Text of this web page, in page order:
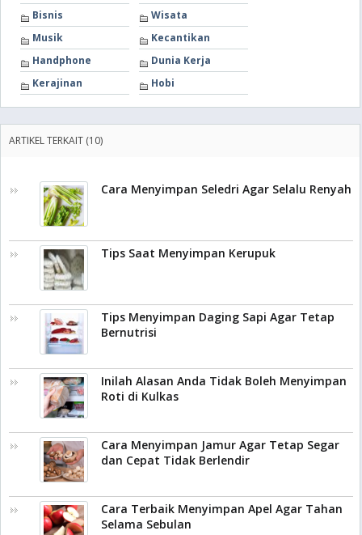
Bisnis
Wisata
Musik
Kecantikan
Handphone
Dunia Kerja
Kerajinan
Hobi
ARTIKEL TERKAIT (10)
Cara Menyimpan Seledri Agar Selalu Renyah
Tips Saat Menyimpan Kerupuk
Tips Menyimpan Daging Sapi Agar Tetap
Bernutrisi
Inilah Alasan Anda Tidak Boleh Menyimpan
Roti di Kulkas
Cara Menyimpan Jamur Agar Tetap Segar
dan Cepat Tidak Berlendir
Cara Terbaik Menyimpan Apel Agar Tahan
Selama Sebulan